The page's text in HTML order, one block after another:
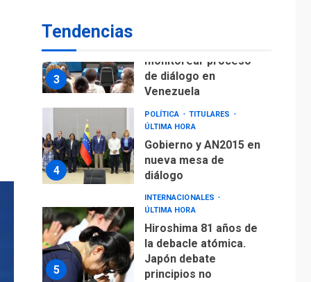
Tendencias
3
monitorear proceso
de diálogo en
Venezuela
4
POLÍTICA
TITULARES
ÚLTIMA HORA
Gobierno y AN2015 en
nueva mesa de
diálogo
5
INTERNACIONALES
ÚLTIMA HORA
Hiroshima 81 años de
la debacle atómica.
Japón debate
principios no